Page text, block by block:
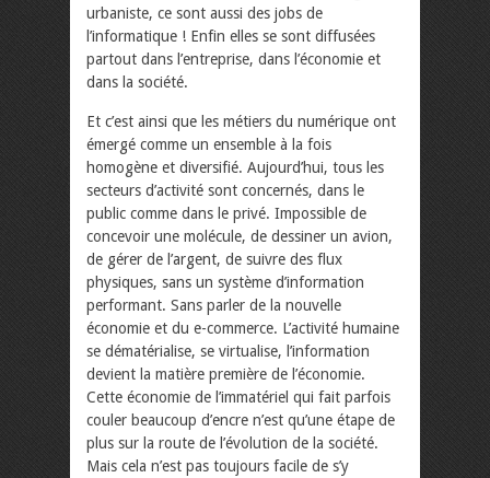
urbaniste, ce sont aussi des jobs de
l’informatique ! Enfin elles se sont diffusées
partout dans l’entreprise, dans l’économie et
dans la société.
Et c’est ainsi que les métiers du numérique ont
émergé comme un ensemble à la fois
homogène et diversifié. Aujourd’hui, tous les
secteurs d’activité sont concernés, dans le
public comme dans le privé. Impossible de
concevoir une molécule, de dessiner un avion,
de gérer de l’argent, de suivre des flux
physiques, sans un système d’information
performant. Sans parler de la nouvelle
économie et du e-commerce. L’activité humaine
se dématérialise, se virtualise, l’information
devient la matière première de l’économie.
Cette économie de l’immatériel qui fait parfois
couler beaucoup d’encre n’est qu’une étape de
plus sur la route de l’évolution de la société.
Mais cela n’est pas toujours facile de s’y